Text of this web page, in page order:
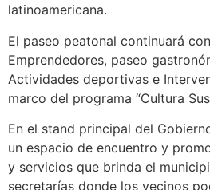
latinoamericana.
El paseo peatonal continuará
Emprendedores, paseo
Actividades deportivas e
marco del programa “Cultura
En el stand principal del
un espacio de encuentro y
y servicios que brinda el
secretarías donde los vecinos